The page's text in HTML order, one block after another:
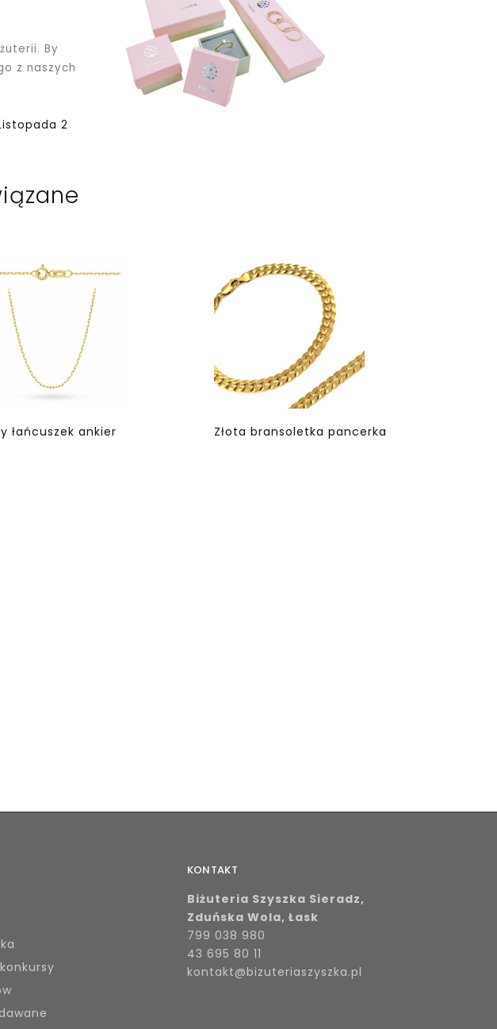
By
z naszych
2
łańcuszek ankier Złota bransoletka pancerka
KONTAKT
Biżuteria Szyszka Sieradz,
Zduńska Wola, Łask
799 038 980
43 695 80 11
kontakt@bizuteriaszyszka.pl